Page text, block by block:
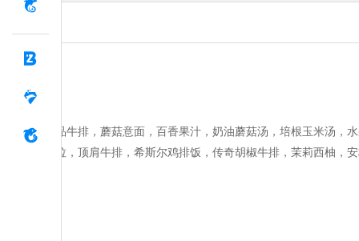
，澳优臻品牛排，蘑菇意面，百香果汁，奶油蘑菇汤，培根玉米汤，
，水果沙拉，顶肩牛排，希斯尔鸡排饭，传奇胡椒牛排，茉莉西柚，